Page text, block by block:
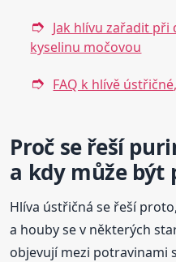
Jak hlívu zařadit při
kyselinu močovou
FAQ k hlívě
Proč se řeší
a kdy může být
Hlíva ústřičná se řeší
a houby se v některých
objevují mezi potravinami